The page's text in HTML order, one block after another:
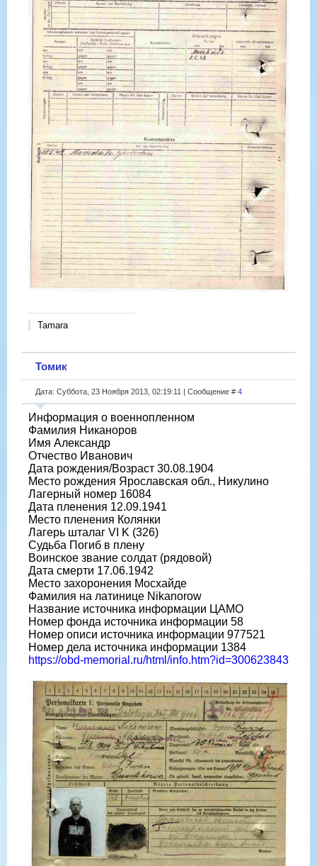
Tamara
Томик
Дата: Суббота, 23 Ноября 2013, 02:19:11 | Сообщение # 4
Информация о военнопленном
Фамилия Никаноров
Имя Александр
Отчество Иванович
Дата рождения/Возраст 30.08.1904
Место рождения Ярославская обл., Никулино
Лагерный номер 16084
Дата пленения 12.09.1941
Место пленения Колянки
Лагерь шталаг VI K (326)
Судьба Погиб в плену
Воинское звание солдат (рядовой)
Дата смерти 17.06.1942
Место захоронения Мосхайде
Фамилия на латинице Nikanorow
Название источника информации ЦАМО
Номер фонда источника информации 58
Номер описи источника информации 977521
Номер дела источника информации 1384
https://obd-memorial.ru/html/info.htm?id=300623843